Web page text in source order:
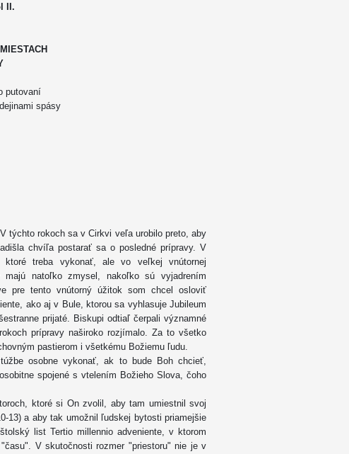
II.
putovaní
spásy
týchto rokoch sa v Cirkvi veľa urobilo preto, aby
chvíľa postarať sa o posledné prípravy. V
treba vykonať, ale vo veľkej vnútornej
natoľko zmysel, nakoľko sú vyjadrením
pre tento vnútorný úžitok som chcel osloviť
ako aj v Bule, ktorou sa vyhlasuje Jubileum
prijaté. Biskupi odtiaľ čerpali významné
prípravy naširoko rozjímalo. Za to všetko
pastierom i všetkému Božiemu ľudu.
osobne vykonať, ak to bude Boh chcieť,
spojené s vtelením Božieho Slova, čoho
ktoré si On zvolil, aby tam umiestnil svoj
13) a aby tak umožnil ľudskej bytosti priamejšie
list Tertio millennio adveniente, v ktorom
V skutočnosti rozmer "priestoru" nie je v